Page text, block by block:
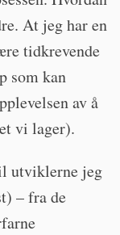
At jeg har en
tidkrevende
som kan
av å
vi lager).
utviklerne jeg
– fra de